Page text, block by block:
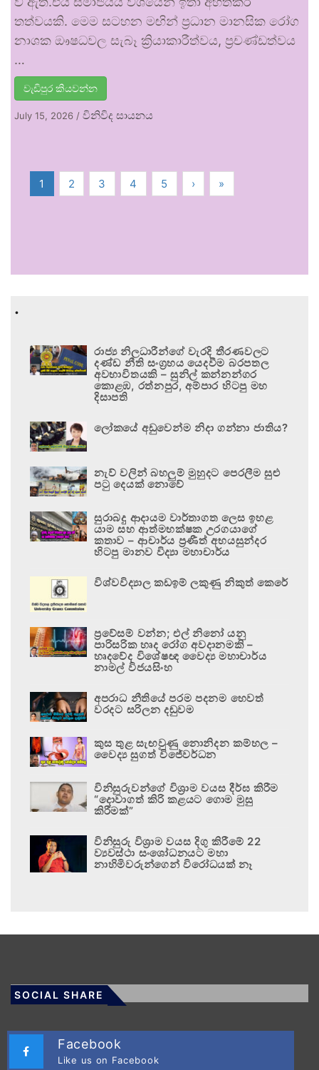
තත්වයකි. මෙම සටහන මඟින් ප්‍රධාන මානසික රෝග
නාශක ඖෂධවල සැබෑ ක්‍රියාකාරීත්වය, ප්‍රචණ්ඩත්වය
…
වැඩිපුර කියවන්න
July 15, 2026 / විනිවිද සායනය
1 2 3 4 5 › »
.
රාජ්‍ය නිලධාරීන්ගේ වැරදි තීරණවලට
දණ්ඩ නීති සංග්‍රහය යෙදවීම බරපතල
අවභාවිතයකි – සුනිල් කන්නන්ගර
කොළඹ, රත්නපුර, අම්පාර හිටපු මහ
දිසාපති
ලෝකයේ අඩුවෙන්ම නිදා ගන්නා ජාතිය?
නැව් වලින් බහලුම් මුහුදට පෙරලීම සුළු
පටු දෙයක් නොවේ
සුරාබදු ආදායම වාර්තාගත ලෙස ඉහළ
යාම සහ ආත්මභක්ෂක උරගයාගේ
කතාව – ආචාර්ය ප්‍රණීත් අභයසුන්දර
හිටපු මානව විද්‍යා මහාචාර්ය
විශ්වවිද්‍යාල කඩඉම් ලකුණු නිකුත් කෙරේ
ප්‍රවේසම් වන්න; එල් නිනෝ යනු
පාරිසරික හෘද රෝග අවදානමකි –
හෘදවේද විශේෂඥ වෛද්‍ය මහාචාර්ය
නාමල් විජයසිංහ
අපරාධ නීතියේ පරම පදනම හෙවත්
වරදට සරිලන දඬුවම
කුස තුළ සැඟවුණු නොනිදන කම්හල –
වෛද්‍ය සුගත් විජේවර්ධන
විනිසුරුවන්ගේ විශ්‍රාම වයස දීර්ඝ කිරීම
“දොවාගත් කිරි කළයට ගොම මුසු
කිරීමක්”
විනිසුරු විශ්‍රාම වයස දිගු කිරීමේ 22
ව්‍යවස්ථා සංශෝධනයට මහා
නාහිමිවරුන්ගෙන් විරෝධයක් නෑ
SOCIAL SHARE
Facebook
Like us on Facebook